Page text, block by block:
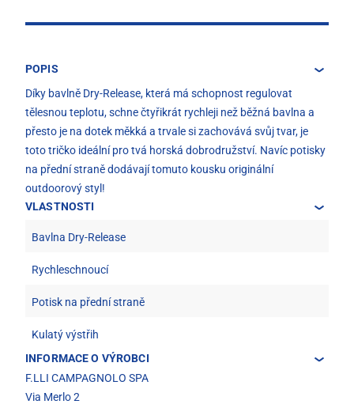
POPIS
Díky bavlně Dry-Release, která má schopnost regulovat
tělesnou teplotu, schne čtyřikrát rychleji než běžná bavlna a
přesto je na dotek měkká a trvale si zachovává svůj tvar, je
toto tričko ideální pro tvá horská dobrodružství. Navíc potisky
na přední straně dodávají tomuto kousku originální
outdoorový styl!
VLASTNOSTI
Bavlna Dry-Release
Rychleschnoucí
Potisk na přední straně
Kulatý výstřih
INFORMACE O VÝROBCI
F.LLI CAMPAGNOLO SPA
Via Merlo 2